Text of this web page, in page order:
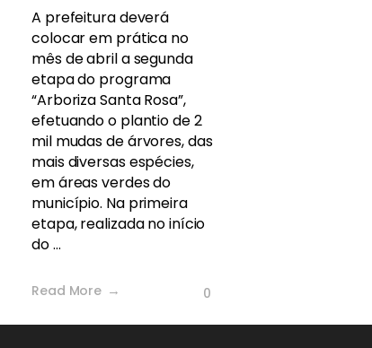
A prefeitura deverá
colocar em prática no
mês de abril a segunda
etapa do programa
“Arboriza Santa Rosa”,
efetuando o plantio de 2
mil mudas de árvores, das
mais diversas espécies,
em áreas verdes do
município. Na primeira
etapa, realizada no início
do ...
Read More 0